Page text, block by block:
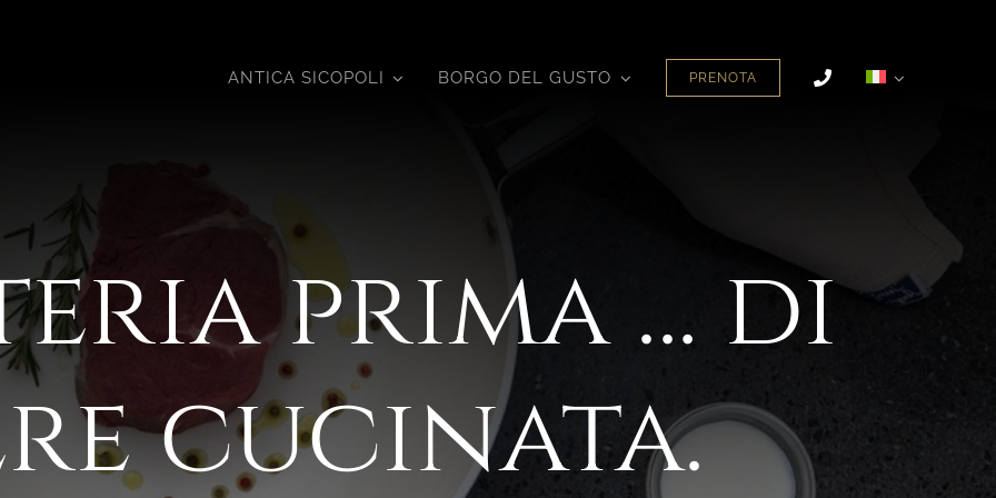
ANTICA SICOPOLI BORGO DEL GUSTO PRENOTA
prima … di
cucinata.